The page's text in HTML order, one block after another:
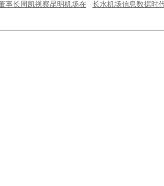
事长周凯视察昆明机场在
长水机场信息数据时